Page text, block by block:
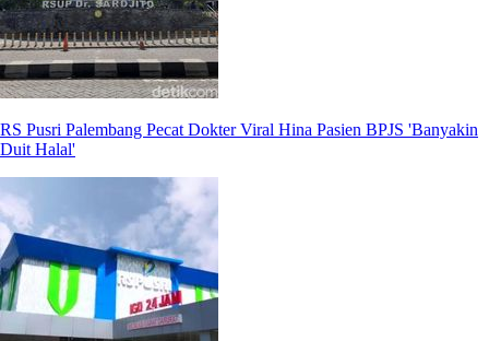
RS Pusri Palembang Pecat Dokter Viral Hina Pasien BPJS 'Banyakin
Duit Halal'